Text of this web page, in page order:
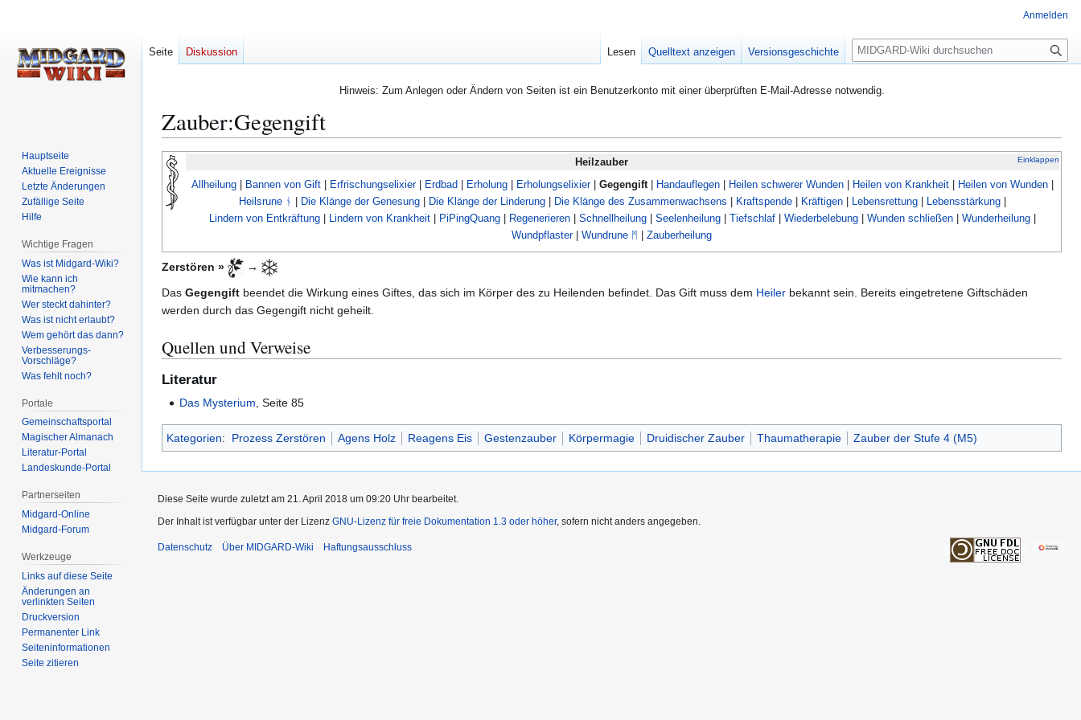
Hinweis: Zum Anlegen oder Ändern von Seiten ist ein Benutzerkonto mit einer überprüften E-Mail-Adresse notwendig.
Zauber:Gegengift
Zur
Navigation
springen
Zur
Suche
springen
Einklappen
Heilzauber
Allheilung| Bannen von Gift| Erfrischungselixier| Erdbad Erholung| Erholungselixier| Gegengift| Handauflegen| Heilen schwerer Wunden| Heilen von Krankheit| Heilen von Wunden|
Heilsrune ᚾ
Die Klänge der Genesung| Die Klänge der Linderung| Die Klänge des Zusammenwachsens Kraftspende| Kräftigen| Lebensrettung| Lebensstärkung|
Lindern von Entkräftung| Lindern von Krankheit| PiPingQuang| Regenerieren| Schnellheilung| Seelenheilung| Tiefschlaf| Wiederbelebung| Wunden schließen| Wunderheilung|
Wundpflaster| Wundrune ᛗ Zauberheilung
Zerstören »
→
Das Gegengift beendet die Wirkung eines Giftes, das sich im Körper des zu Heilenden befindet. Das Gift muss dem Heiler bekannt sein. Bereits eingetretene Giftschäden
werden durch das Gegengift nicht geheilt.
Quellen und Verweise
Literatur
Das Mysterium, Seite 85
Kategorien: Prozess Zerstören Agens Holz Reagens Eis Gestenzauber Körpermagie Druidischer Zauber Thaumatherapie Zauber der Stufe 4 (M5)
Anmelden
Seite Diskussion Lesen Quelltext anzeigen Versionsgeschichte
S
u
h
Hauptseite
Aktuelle Ereignisse
Letzte Änderungen
Zufällige Seite
Hilfe
Wichtige Fragen
Was ist Midgard-Wiki?
Wie kann ich
mitmachen?
Wer steckt dahinter?
Was ist nicht erlaubt?
Wem gehört das dann?
Verbesserungs-
Vorschläge?
Was fehlt noch?
Portale
Gemeinschafts­portal
Magischer Almanach
Literatur-Portal
Landeskunde-Portal
Partnerseiten
Midgard-Online
Midgard-Forum
Werkzeuge
Links auf diese Seite
Änderungen an
verlinkten Seiten
Druckversion
Permanenter Link
Seiten­­informationen
Seite zitieren
Diese Seite wurde zuletzt am 21. April 2018 um 09:20 Uhr bearbeitet.
Der Inhalt ist verfügbar unter der Lizenz GNU-Lizenz für freie Dokumentation 1.3 oder höher, sofern nicht anders angegeben.
Datenschutz Über MIDGARD-Wiki Haftungsausschluss